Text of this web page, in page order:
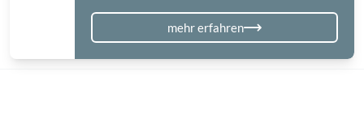
mehr erfahren